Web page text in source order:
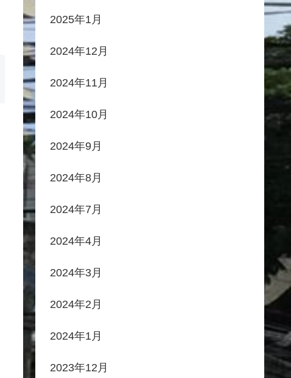
2025年1月
2024年12月
2024年11月
2024年10月
2024年9月
2024年8月
2024年7月
2024年4月
2024年3月
2024年2月
2024年1月
2023年12月